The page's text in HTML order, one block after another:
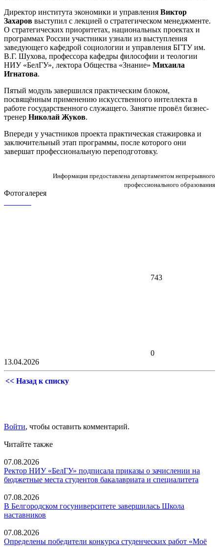
Директор института экономики и управления Виктор
Захаров выступил с лекцией о стратегическом менеджменте.
О стратегических приоритетах, национальных проектах и
программах России участники узнали из выступления
заведующего кафедрой социологии и управления БГТУ им.
В.Г. Шухова, профессора кафедры философии и теологии
НИУ «БелГУ», лектора Общества «Знание» Михаила
Игнатова.
Пятый модуль завершился практическим блоком,
посвящённым применению искусственного интеллекта в
работе государственного служащего. Занятие провёл бизнес-
тренер Николай Жуков.
Впереди у участников проекта практическая стажировка и
заключительный этап программы, после которого они
завершат профессиональную переподготовку.
Информация предоставлена департаментом непрерывного
профессионального образования
Фотогалерея
743
0
13.04.2026
<< Назад к списку
Войти, чтобы оставить комментарий.
Читайте также
07.08.2026
Ректор НИУ «БелГУ» подписала приказы о зачислении на
бюджетные места студентов бакалавриата и специалитета
07.08.2026
В Белгородском госуниверситете завершилась Школа
наставников
07.08.2026
Определены победители конкурса студенческих работ «Моё